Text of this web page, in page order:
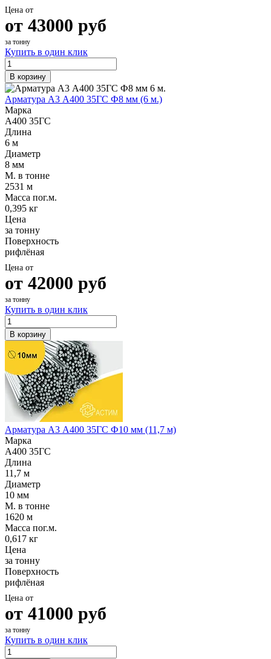
Цена от
от 43000 руб
за тонну
Купить в один клик
В корзину
Арматура А3 А400 35ГС Ф8 мм (6 м.)
Марка
А400 35ГС
Длина
6 м
Диаметр
8 мм
М. в тонне
2531 м
Масса пог.м.
0,395 кг
Цена
за тонну
Поверхность
рифлёная
Цена от
от 42000 руб
за тонну
Купить в один клик
В корзину
Арматура А3 А400 35ГС Ф10 мм (11,7 м)
Марка
А400 35ГС
Длина
11,7 м
Диаметр
10 мм
М. в тонне
1620 м
Масса пог.м.
0,617 кг
Цена
за тонну
Поверхность
рифлёная
Цена от
от 41000 руб
за тонну
Купить в один клик